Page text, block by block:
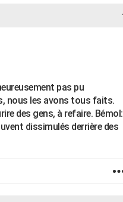
pas pu
nous les avons tous faits.
des gens, à refaire. Bémol:
dissimulés derrière des